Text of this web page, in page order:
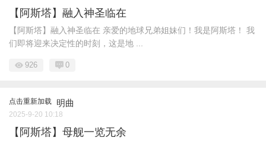
【阿斯塔】融入神圣临在
【阿斯塔】融入神圣临在 亲爱的地球兄弟姐妹们！我是阿斯塔！ 我
们即将迎来决定性的时刻，这是地 ...
926 0
点击重新加载 明曲
2025-9-20 10:18
【阿斯塔】母舰一览无余